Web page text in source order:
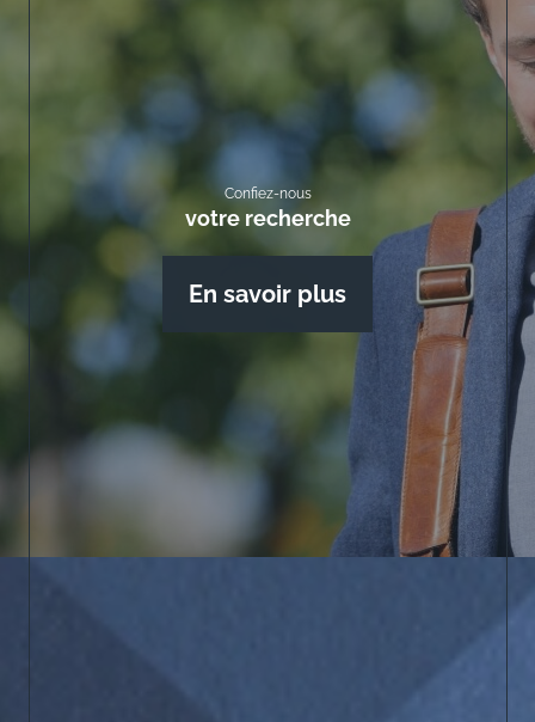
Confiez-nous
votre recherche
En savoir plus